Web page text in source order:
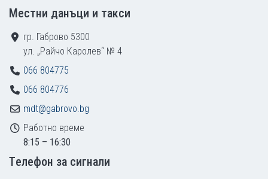
Местни данъци и такси
гр. Габрово 5300
ул. „Райчо Каролев“ № 4
066 804775
066 804776
mdt@gabrovo.bg
Работно време
8:15 – 16:30
Tелефон за сигнали